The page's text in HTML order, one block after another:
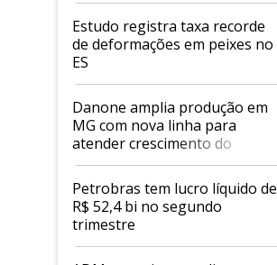
Estudo registra taxa recorde
de deformações em peixes no
ES
Danone amplia produção em
MG com nova linha para
atender crescimento do
mercado de alimentos
proteicos
Petrobras tem lucro líquido de
R$ 52,4 bi no segundo
trimestre